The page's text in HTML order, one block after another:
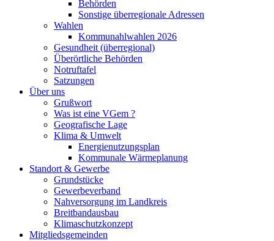
Behörden
Sonstige überregionale Adressen
Wahlen
Kommunahlwahlen 2026
Gesundheit (überregional)
Überörtliche Behörden
Notruftafel
Satzungen
Über uns
Grußwort
Was ist eine VGem ?
Geografische Lage
Klima & Umwelt
Energienutzungsplan
Kommunale Wärmeplanung
Standort & Gewerbe
Grundstücke
Gewerbeverband
Nahversorgung im Landkreis
Breitbandausbau
Klimaschutzkonzept
Mitgliedsgemeinden